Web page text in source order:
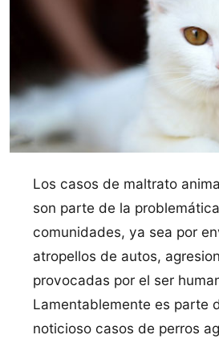
Los casos de maltrato
son parte de la
comunidades, ya sea por
atropellos de autos,
provocadas por el ser
Lamentablemente es parte
noticioso casos de perros